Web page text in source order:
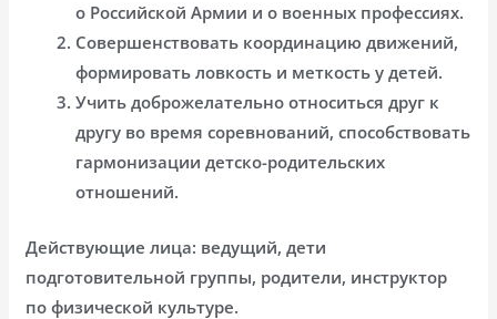
о Российской Армии и о военных профессиях.
Совершенствовать координацию движений,
формировать ловкость и меткость у детей.
Учить доброжелательно относиться друг к
другу во время соревнований, способствовать
гармонизации детско-родительских
отношений.
Действующие лица: ведущий, дети
подготовительной группы, родители, инструктор
по физической культуре.